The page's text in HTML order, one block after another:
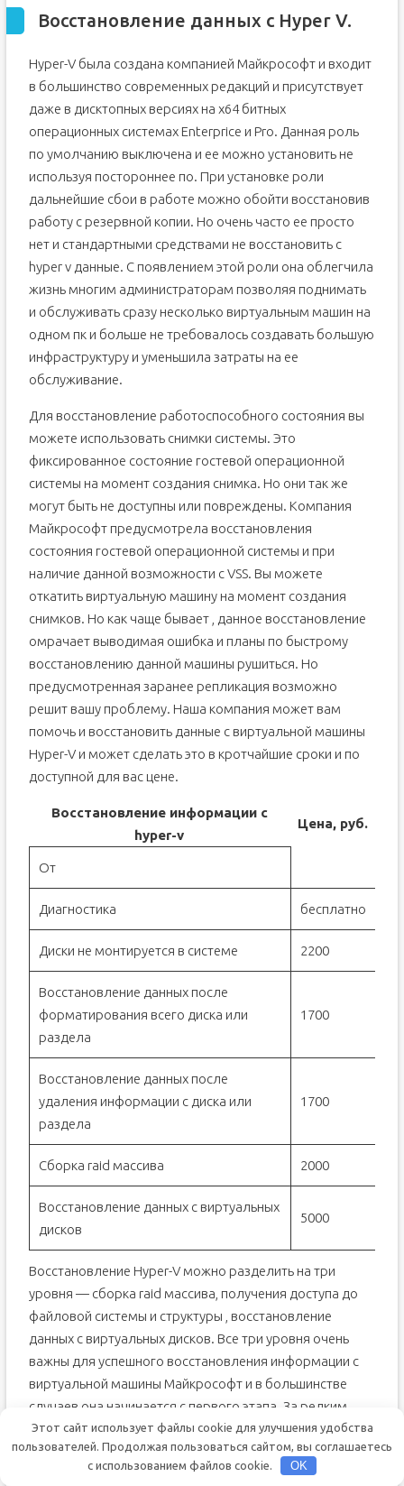
Восстановление данных с Hyper V.
Hyper-V была создана компанией Майкрософт и входит
в большинство современных редакций и присутствует
даже в дисктопных версиях на х64 битных
операционных системах Enterprice и Pro. Данная роль
по умолчанию выключена и ее можно установить не
используя постороннее по. При установке роли
дальнейшие сбои в работе можно обойти восстановив
работу с резервной копии. Но очень часто ее просто
нет и стандартными средствами не восстановить с
hyper v данные. С появлением этой роли она облегчила
жизнь многим администраторам позволяя поднимать
и обслуживать сразу несколько виртуальным машин на
одном пк и больше не требовалось создавать большую
инфраструктуру и уменьшила затраты на ее
обслуживание.
Для восстановление работоспособного состояния вы
можете использовать снимки системы. Это
фиксированное состояние гостевой операционной
системы на момент создания снимка. Но они так же
могут быть не доступны или повреждены. Компания
Майкрософт предусмотрела восстановления
состояния гостевой операционной системы и при
наличие данной возможности с VSS. Вы можете
откатить виртуальную машину на момент создания
снимков. Но как чаще бывает , данное восстановление
омрачает выводимая ошибка и планы по быстрому
восстановлению данной машины рушиться. Но
предусмотренная заранее репликация возможно
решит вашу проблему. Наша компания может вам
помочь и восстановить данные с виртуальной машины
Hyper-V и может сделать это в кротчайшие сроки и по
доступной для вас цене.
Восстановление информации с
hyper-v
Цена, руб.
От
Диагностика бесплатно
Диски не монтируется в системе 2200
Восстановление данных после
форматирования всего диска или
раздела
1700
Восстановление данных после
удаления информации с диска или
раздела
1700
Сборка raid массива 2000
Восстановление данных с виртуальных
дисков
5000
Восстановление Hyper-V можно разделить на три
уровня — сборка raid массива, получения доступа до
файловой системы и структуры , восстановление
данных с виртуальных дисков. Все три уровня очень
важны для успешного восстановления информации с
виртуальной машины Майкрософт и в большинстве
случаев она начинается с первого этапа. За редким
исключением системные администраторы не создают
raid массив , обычно это делают сразу же при
поступление сервера и только потом создают и
Этот сайт использует файлы cookie для улучшения удобства
пользователей. Продолжая пользоваться сайтом, вы соглашаетесь
с использованием файлов cookie.
OK